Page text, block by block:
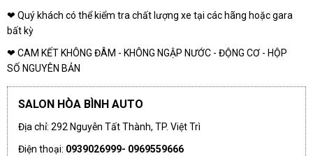
❤ Quý khách có thể kiểm tra chất lượng xe tại các hãng hoặc gara
bất kỳ
❤ CAM KẾT KHÔNG ĐÂM - KHÔNG NGẬP NƯỚC - ĐỘNG CƠ - HỘP
SỐ NGUYÊN BẢN
SALON HÒA BÌNH AUTO
Địa chỉ: 292 Nguyễn Tất Thành, TP. Việt Trì
Điện thoại: 0939026999- 0969559666